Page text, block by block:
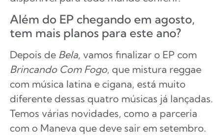
Além do EP chegando em agosto,
tem mais planos para este ano?
Depois de Bela, vamos finalizar o EP com
Brincando Com Fogo, que mistura reggae
com música latina e cigana, está muito
diferente dessas quatro músicas já lançadas.
Temos várias novidades, como a parceria
com o Maneva que deve sair em setembro.